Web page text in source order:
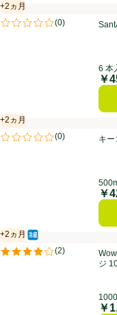
SantAnna SantAnna ミネ
+2ヵ月
賞味・消費期限保証：2
(0)
評価は0件のレビューで5
6 本
価格
￥
キーコーヒー カフェオレ
+2ヵ月
賞味・消費期限保証：2
(0)
評価は0件のレビューで5
キ
価格
￥
Wow-Food コールドプレ
+2ヵ月
賞味・消費期限保証：2
冷蔵食品
(2)
評価は2件のレビューで5
ジ
価格
￥